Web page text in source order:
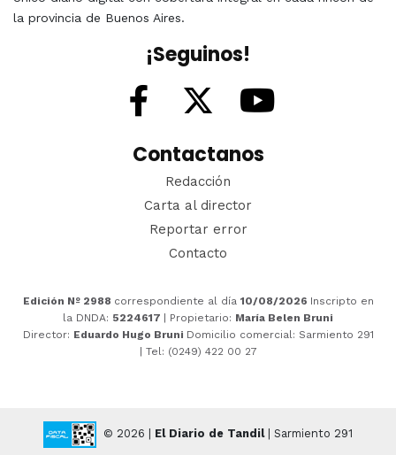
la provincia de Buenos Aires.
¡Seguinos!
Contactanos
Redacción
Carta al director
Reportar error
Contacto
Edición Nº 2988 correspondiente al día 10/08/2026 Inscripto en
la DNDA: 5224617 | Propietario: María Belen Bruni
Director: Eduardo Hugo Bruni Domicilio comercial: Sarmiento 291
| Tel: (0249) 422 00 27
© 2026 | El Diario de Tandil| Sarmiento 291